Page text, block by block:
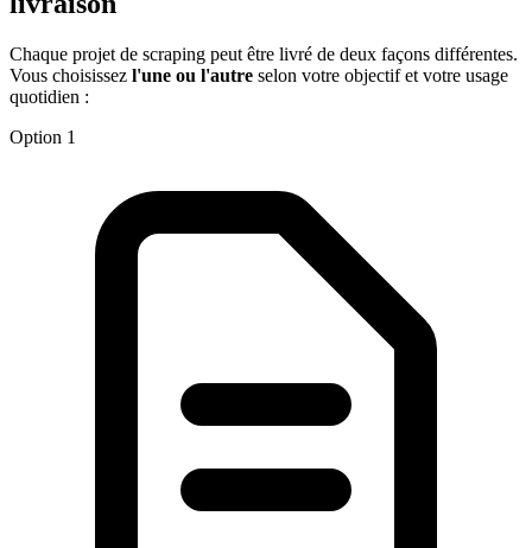
Chaque projet de scraping peut être livré de deux façons différentes.
Vous choisissez l'une ou l'autre selon votre objectif et votre usage
quotidien :
Option 1